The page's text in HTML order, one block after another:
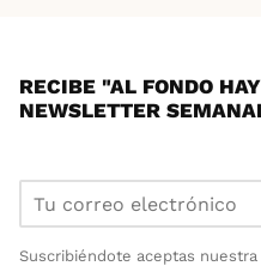
RECIBE "AL FONDO
NEWSLETTER
Suscribiéndote aceptas nuestra